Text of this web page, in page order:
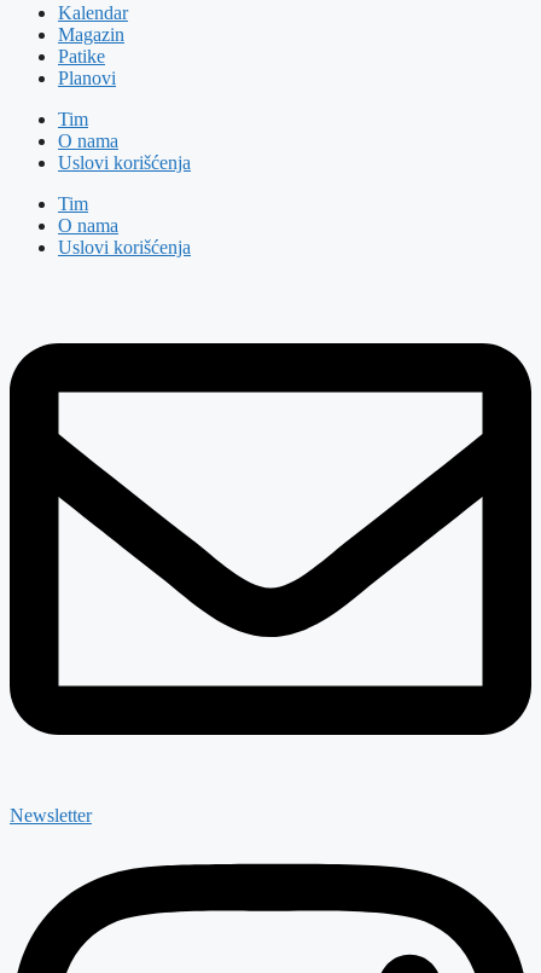
Kalendar
Magazin
Patike
Planovi
Tim
O nama
Uslovi korišćenja
Tim
O nama
Uslovi korišćenja
Newsletter